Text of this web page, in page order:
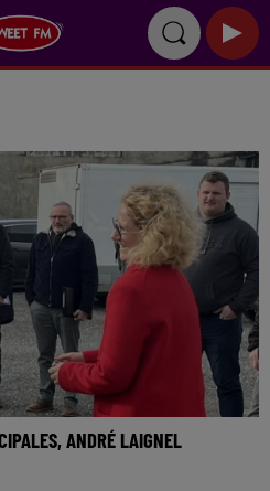
ANDRÉ LAIGNEL